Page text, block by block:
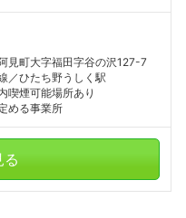
見町大字福田字谷の沢127-7
／ひたち野うしく駅
喫煙可能場所あり
める事業所
る